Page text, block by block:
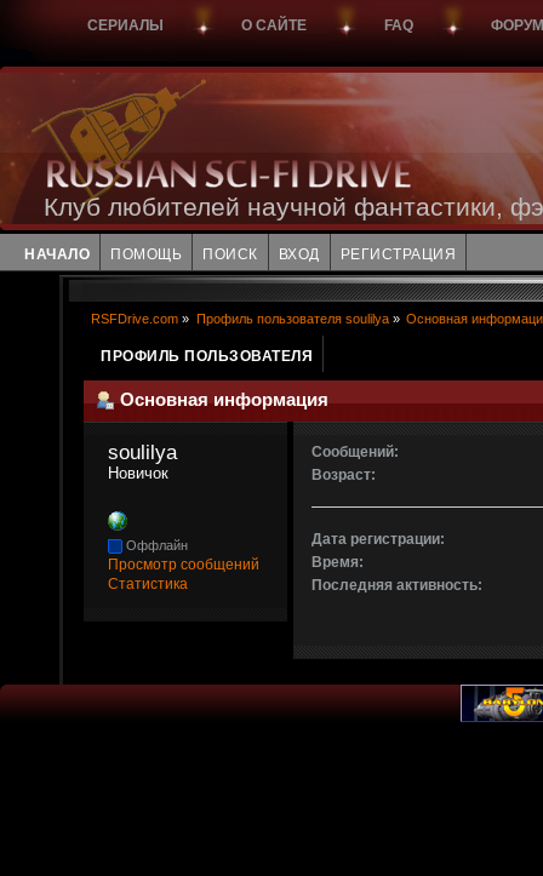
СЕРИАЛЫ О САЙТЕ FAQ ФОРУМ
Клуб любителей научной фантастики,
НАЧАЛО ПОМОЩЬ ПОИСК ВХОД РЕГИСТРАЦИЯ
RSFDrive.com » Профиль пользователя soulilya» Основная
ПРОФИЛЬ ПОЛЬЗОВАТЕЛЯ
Основная информация
soulilya
Новичок
Оффлайн
Просмотр сообщений
Статистика
Сообщений:
Возраст:
Дата регистрации:
Время:
Последняя активность: